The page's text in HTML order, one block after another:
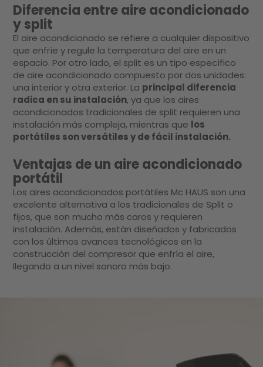
Diferencia entre aire acondicionado
y split
El aire acondicionado se refiere a cualquier dispositivo
que enfríe y regule la temperatura del aire en un
espacio. Por otro lado, el split es un tipo específico
de aire acondicionado compuesto por dos unidades:
una interior y otra exterior. La principal diferencia
radica en su instalación, ya que los aires
acondicionados tradicionales de split requieren una
instalación más compleja, mientras que los
portátiles son versátiles y de fácil instalación.
Ventajas de un aire acondicionado
portátil
Los aires acondicionados portátiles Mc HAUS son una
excelente alternativa a los tradicionales de Split o
fijos, que son mucho más caros y requieren
instalación. Además, están diseñados y fabricados
con los últimos avances tecnológicos en la
construcción del compresor que enfría el aire,
llegando a un nivel sonoro más bajo.